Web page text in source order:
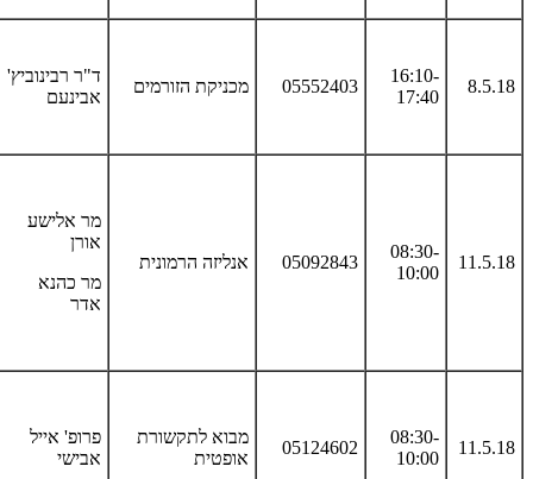
8.5.18
16:10-
17:40
05552403 מכניקת הזורמים
ד"ר רבינוביץ'
אבינעם
11.5.18
08:30-
10:00
05092843 אנליזה הרמונית
מר אלישע
אורן
מר כהנא
אדר
11.5.18
08:30-
10:00
05124602
מבוא לתקשורת
אופטית
פרופ' אייל
אבישי